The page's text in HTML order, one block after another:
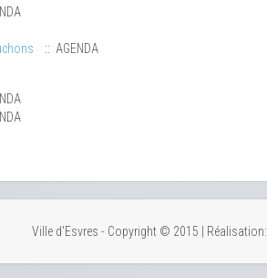
:: AGENDA
Ville d'Esvres - Copyright © 2015 | Réalisation: